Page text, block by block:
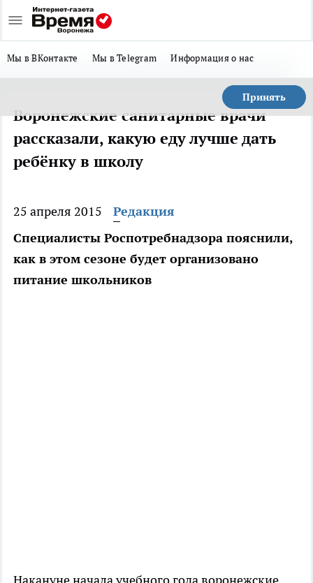
Мы в ВКонтакте Мы в Telegram Информация о нас
Принять
Воронежские санитарные врачи
рассказали, какую еду лучше дать
ребёнку в школу
25 апреля 2015
Редакция
Специалисты Роспотребнадзора пояснили,
как в этом сезоне будет организовано
питание школьников